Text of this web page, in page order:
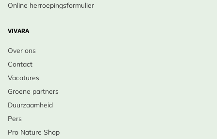
Online herroepingsformulier
VIVARA
Over ons
Contact
Vacatures
Groene partners
Duurzaamheid
Pers
Pro Nature Shop